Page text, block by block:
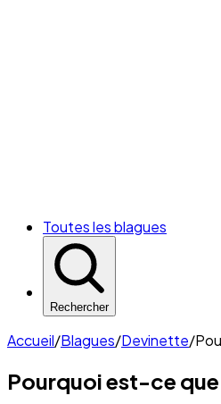
Toutes les blagues
Rechercher
Accueil/Blagues/Devinette/
Pourquoi est-ce que